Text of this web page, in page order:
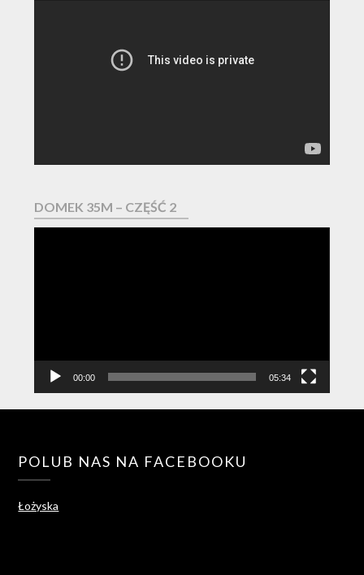
DOMEK 35M – CZĘŚĆ 2
00:00 05:34
POLUB NAS NA FACEBOOKU
Łożyska